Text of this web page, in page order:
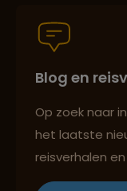
Best
Reizen
Blog en
Op zoek naar
het laatste
reisverhalen